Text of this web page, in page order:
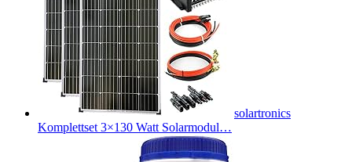
solartronics
Komplettset 3×130 Watt Solarmodul…